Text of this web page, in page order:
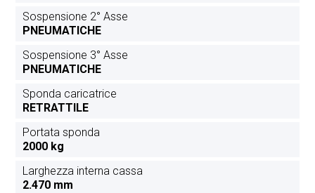
Sospensione 2° Asse
PNEUMATICHE
Sospensione 3° Asse
PNEUMATICHE
Sponda caricatrice
RETRATTILE
Portata sponda
2000 kg
Larghezza interna cassa
2.470 mm